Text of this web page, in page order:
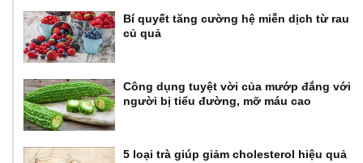
Bí quyết tăng cường hệ miễn dịch từ rau
củ quả
Công dụng tuyệt vời của mướp đắng với
người bị tiểu đường, mỡ máu cao
5 loại trà giúp giảm cholesterol hiệu quả